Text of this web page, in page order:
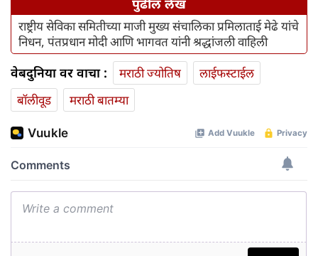
पुढील लेख
राष्ट्रीय सेविका समितीच्या माजी मुख्य संचालिका प्रमिलाताई मेढे यांचे
निधन, पंतप्रधान मोदी आणि भागवत यांनी श्रद्धांजली वाहिली
वेबदुनिया वर वाचा : मराठी ज्योतिष
लाईफस्टाईल
बॉलीवूड
मराठी बातम्या